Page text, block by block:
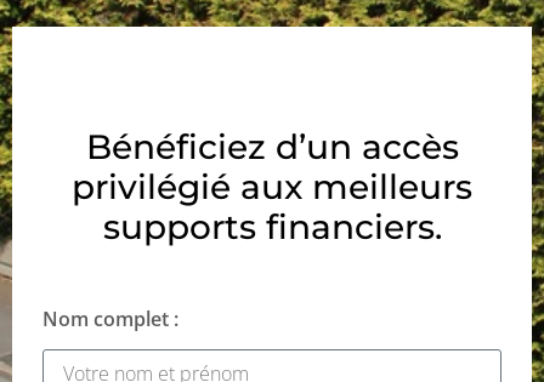
Bénéficiez d’un accès
privilégié aux meilleurs
supports financiers.
Nom complet :